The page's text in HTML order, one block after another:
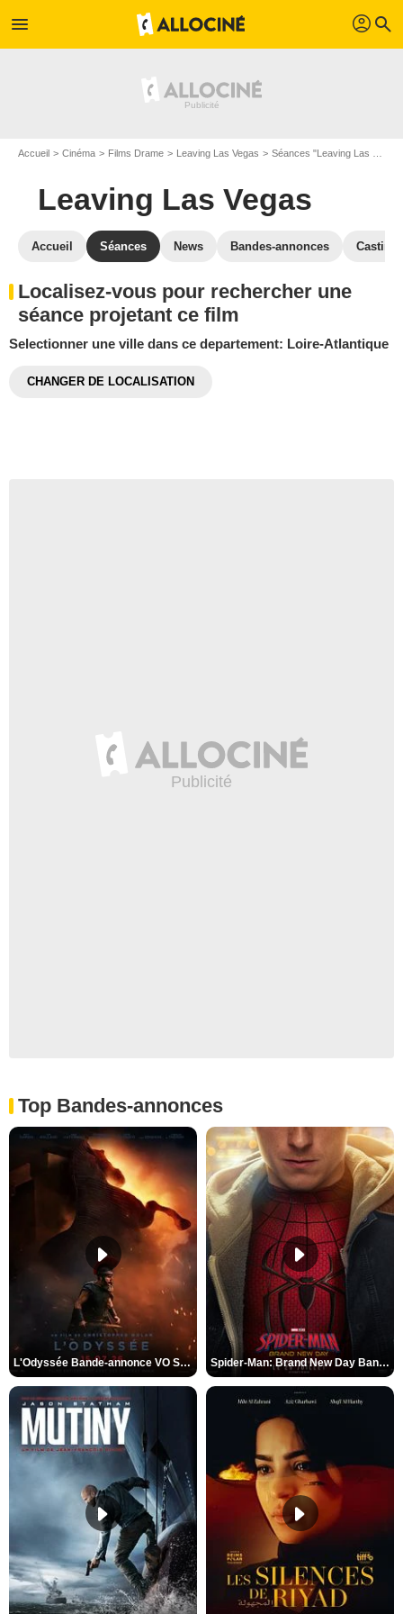
menu profil search
Accueil Cinéma Films Drame Leaving Las Vegas Séances "Leaving Las Vegas"
Leaving Las Vegas
Accueil Séances News Bandes-annonces Casting
Localisez-vous pour rechercher une
séance projetant ce film
Selectionner une ville dans ce departement: Loire-Atlantique
CHANGER DE LOCALISATION
Top Bandes-annonces
L'Odyssée Bande-annonce VO STFR Spider-Man: Brand New Day Bande-annonce VO STFR